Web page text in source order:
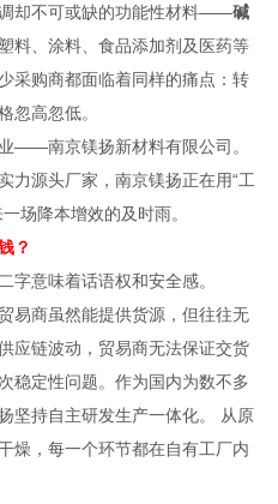
却不可或缺的功能性材料——碱
料、涂料、食品添加剂及医药等
采购商都面临着同样的痛点：转
忽高忽低。
——南京镁扬新材料有限公司。
力源头厂家，南京镁扬正在用“工
场降本增效的及时雨。
？
字意味着话语权和安全感。
易商虽然能提供货源，但往往无
应链波动，贸易商无法保证交货
稳定性问题。作为国内为数不多
坚持自主研发生产一体化。 从原
燥，每一个环节都在自有工厂内